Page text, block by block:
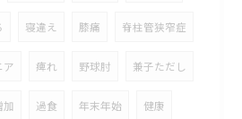
寝違え 膝痛 脊柱管狭窄症
ア 痺れ 野球肘 兼子ただし
加 過食 年末年始 健康